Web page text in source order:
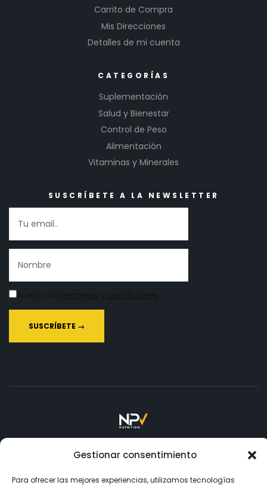
Gestionar consentimiento
Para ofrecer las mejores experiencias, utilizamos tecnologías
Carrito de Compra
Mis Direcciones
Detalles de mi cuenta
CATEGORÍAS
Suplementación
Salud y Bienestar
Control de Peso
Alimentación
Vitaminas y Minerales
SUSCRÍBETE A LA NEWSLETTER